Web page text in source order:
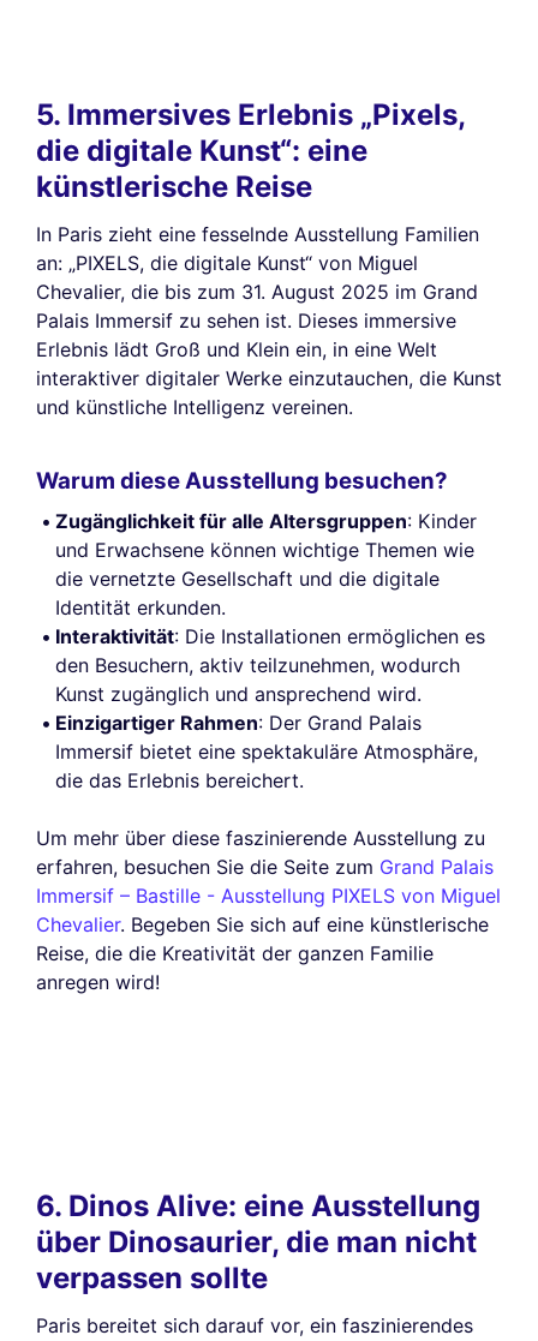
5. Immersives Erlebnis „Pixels,
die digitale Kunst“: eine
künstlerische Reise
In Paris zieht eine fesselnde Ausstellung Familien
an: „PIXELS, die digitale Kunst“ von Miguel
Chevalier, die bis zum 31. August 2025 im Grand
Palais Immersif zu sehen ist. Dieses immersive
Erlebnis lädt Groß und Klein ein, in eine Welt
interaktiver digitaler Werke einzutauchen, die Kunst
und künstliche Intelligenz vereinen.
Warum diese Ausstellung besuchen?
Zugänglichkeit für alle Altersgruppen: Kinder
und Erwachsene können wichtige Themen wie
die vernetzte Gesellschaft und die digitale
Identität erkunden.
Interaktivität: Die Installationen ermöglichen es
den Besuchern, aktiv teilzunehmen, wodurch
Kunst zugänglich und ansprechend wird.
Einzigartiger Rahmen: Der Grand Palais
Immersif bietet eine spektakuläre Atmosphäre,
die das Erlebnis bereichert.
Um mehr über diese faszinierende Ausstellung zu
erfahren, besuchen Sie die Seite zum Grand Palais
Immersif – Bastille - Ausstellung PIXELS von Miguel
Chevalier. Begeben Sie sich auf eine künstlerische
Reise, die die Kreativität der ganzen Familie
anregen wird!
6. Dinos Alive: eine Ausstellung
über Dinosaurier, die man nicht
verpassen sollte
Paris bereitet sich darauf vor, ein faszinierendes